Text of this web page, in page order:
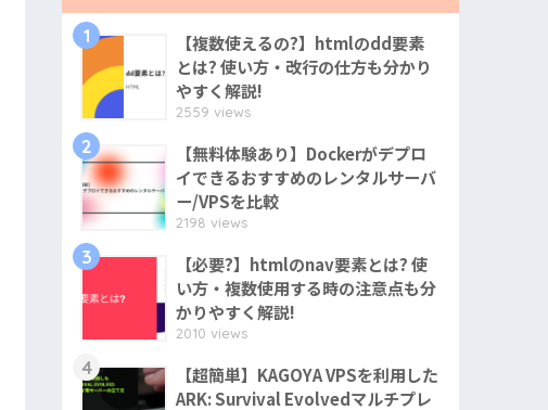
1
【複数使えるの?】htmlのdd要素
とは? 使い方・改行の仕方も分かり
やすく解説!
2559 views
2
【無料体験あり】Dockerがデプロ
イできるおすすめのレンタルサーバ
ー/VPSを比較
2198 views
3
【必要?】htmlのnav要素とは? 使
い方・複数使用する時の注意点も分
かりやすく解説!
2010 views
4
【超簡単】KAGOYA VPSを利用した
ARK: Survival Evolvedマルチプレ